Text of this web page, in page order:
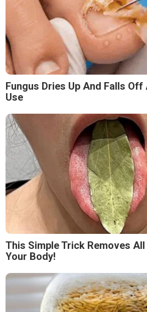
Fungus Dries Up And Falls
Use
This Simple Trick Removes
Your Body!